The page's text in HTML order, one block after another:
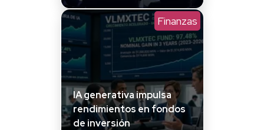
Finanzas
IA generativa impulsa
rendimientos en fondos
de inversión